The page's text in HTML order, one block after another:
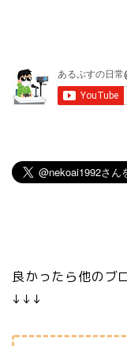
良かったら他のブ
↓↓↓